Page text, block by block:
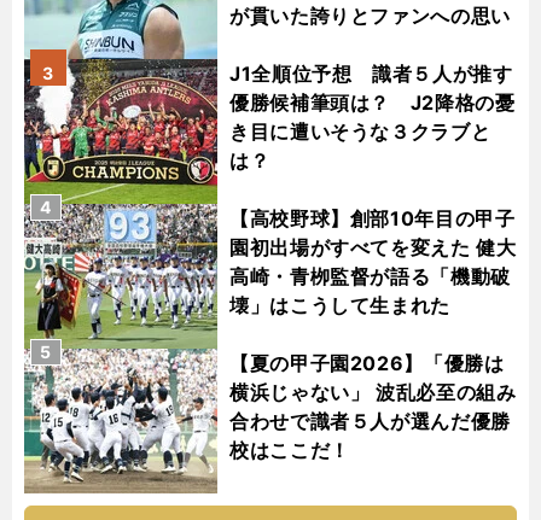
が貫いた誇りとファンへの思い
J1全順位予想 識者５人が推す
優勝候補筆頭は？ J2降格の憂
き目に遭いそうな３クラブと
は？
3
【高校野球】創部10年目の甲子
園初出場がすべてを変えた 健大
高崎・青栁監督が語る「機動破
壊」はこうして生まれた
4
【夏の甲子園2026】「優勝は
横浜じゃない」 波乱必至の組み
合わせで識者５人が選んだ優勝
校はここだ！
5